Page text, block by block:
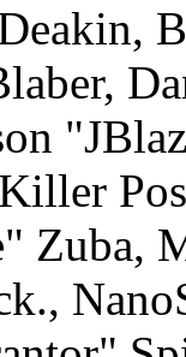
Zuba,